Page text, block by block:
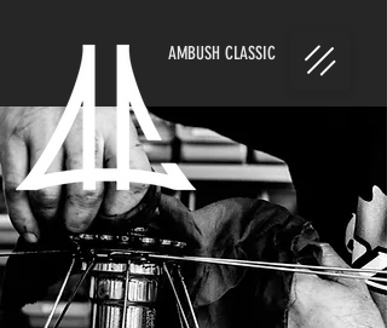
AMBUSH CLASSIC